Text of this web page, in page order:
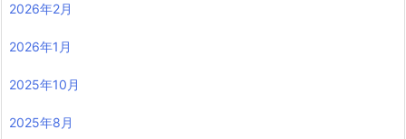
2026年2月
2026年1月
2025年10月
2025年8月